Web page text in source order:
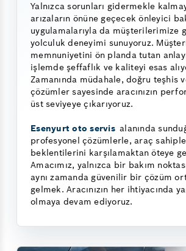
Yalnızca sorunları gidermekle
arızaların önüne geçecek önleyici
uygulamalarıyla da müşterilerimize
yolculuk deneyimi sunuyoruz.
memnuniyetini ön planda tutan
işlemde şeffaflık ve kaliteyi esas
Zamanında müdahale, doğru teşhis
çözümler sayesinde aracınızın
üst seviyeye çıkarıyoruz.
Esenyurt oto servis alanında
profesyonel çözümlerle, araç
beklentilerini karşılamaktan öteye
Amacımız, yalnızca bir bakım
aynı zamanda güvenilir bir çözüm
gelmek. Aracınızın her ihtiyacında
olmaya devam ediyoruz.